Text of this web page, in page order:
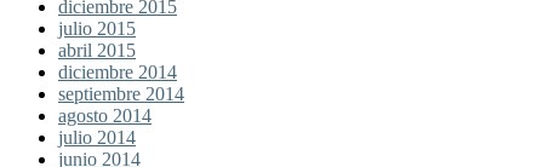
diciembre 2015
julio 2015
abril 2015
diciembre 2014
septiembre 2014
agosto 2014
julio 2014
junio 2014